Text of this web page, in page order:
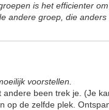
is het efficienter
andere groep, die
voorstellen.
been trek je. (Je
op de zelfde plek.